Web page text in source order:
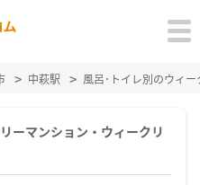
中萩駅 風呂･トイレ別のウィ
ーマンション・ウィークリ